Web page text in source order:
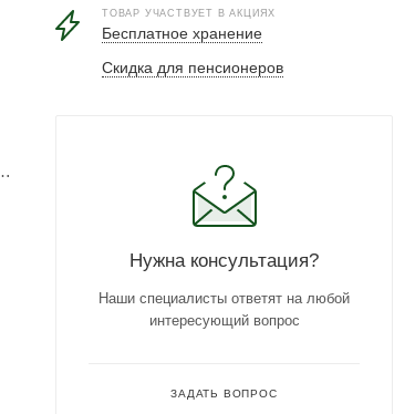
ТОВАР УЧАСТВУЕТ В АКЦИЯХ
Бесплатное хранение
Скидка для пенсионеров
Нужна консультация?
Наши специалисты ответят на любой
интересующий вопрос
ЗАДАТЬ ВОПРОС